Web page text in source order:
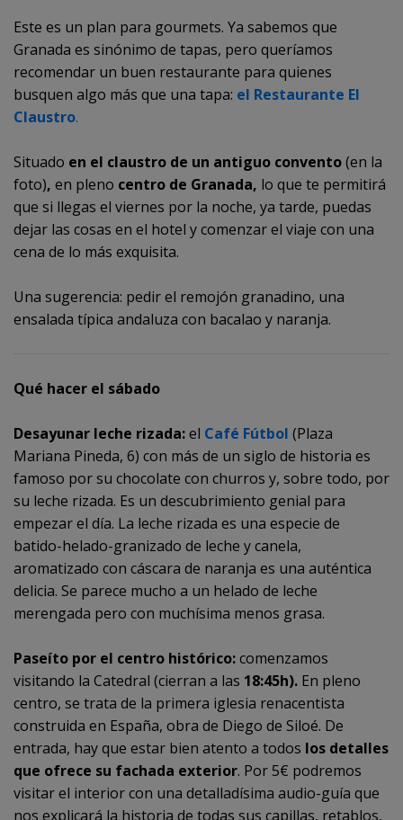
Este es un plan para gourmets. Ya sabemos que
Granada es sinónimo de tapas, pero queríamos
recomendar un buen restaurante para quienes
busquen algo más que una tapa: el Restaurante El
Claustro.
Situado en el claustro de un antiguo convento(en la
foto), en pleno centro de Granada, lo que te permitirá
que si llegas el viernes por la noche, ya tarde, puedas
dejar las cosas en el hotel y comenzar el viaje con una
cena de lo más exquisita.
Una sugerencia: pedir el remojón granadino, una
ensalada típica andaluza con bacalao y naranja.
Qué hacer el sábado
Desayunar leche rizada:el Café Fútbol (Plaza
Mariana Pineda, 6) con más de un siglo de historia es
famoso por su chocolate con churros y, sobre todo, por
su leche rizada. Es un descubrimiento genial para
empezar el día. La leche rizada es una especie de
batido-helado-granizado de leche y canela,
aromatizado con cáscara de naranja es una auténtica
delicia. Se parece mucho a un helado de leche
merengada pero con muchísima menos grasa.
Paseíto por el centro histórico:comenzamos
visitando la Catedral (cierran a las 18:45h). En pleno
centro, se trata de la primera iglesia renacentista
construida en España, obra de Diego de Siloé. De
entrada, hay que estar bien atento a todos los detalles
que ofrece su fachada exterior. Por 5€ podremos
visitar el interior con una detalladísima audio-guía que
nos explicará la historia de todas sus capillas, retablos,